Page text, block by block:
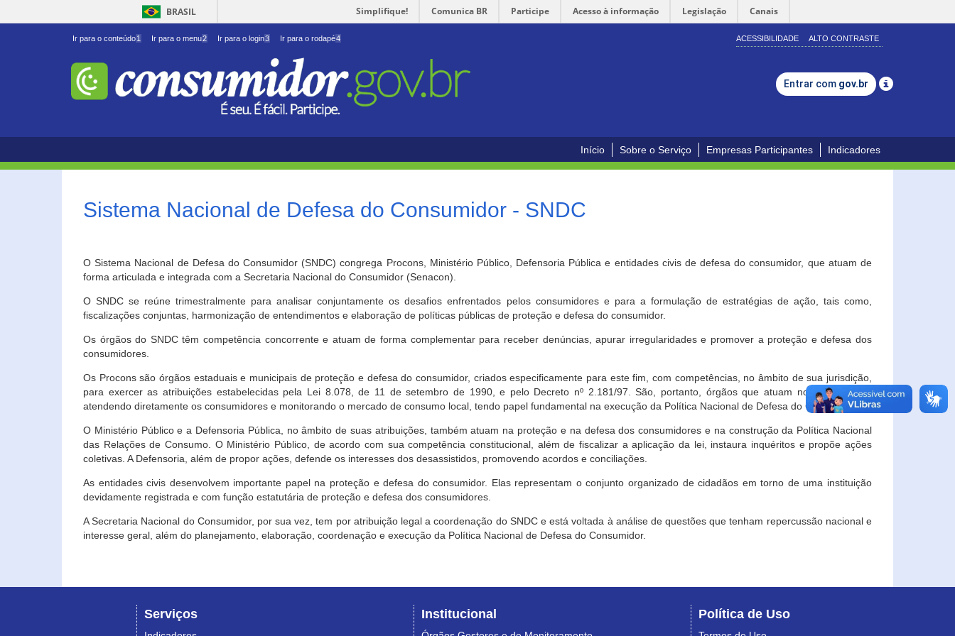
BRASIL Simplifique! Comunica BR Participe Acesso à informação Legislação Canais
Ir para o conteúdo1 Ir para o menu2 Ir para o login3 Ir para o rodapé4 ACESSIBILIDADE ALTO CONTRASTE
Entrar com gov.br
Início Sobre o Serviço Empresas Participantes Indicadores
Sistema Nacional de Defesa do Consumidor - SNDC
O Sistema Nacional de Defesa do Consumidor (SNDC) congrega Procons, Ministério Público, Defensoria Pública e entidades civis de defesa do consumidor, que atuam de
forma articulada e integrada com a Secretaria Nacional do Consumidor (Senacon).
O SNDC se reúne trimestralmente para analisar conjuntamente os desafios enfrentados pelos consumidores e para a formulação de estratégias de ação, tais como,
fiscalizações conjuntas, harmonização de entendimentos e elaboração de políticas públicas de proteção e defesa do consumidor.
Os órgãos do SNDC têm competência concorrente e atuam de forma complementar para receber denúncias, apurar irregularidades e promover a proteção e defesa dos
consumidores.
Os Procons são órgãos estaduais e municipais de proteção e defesa do consumidor, criados especificamente para este fim, com competências, no âmbito de sua jurisdição,
para exercer as atribuições estabelecidas pela Lei 8.078, de 11 de setembro de 1990, e pelo Decreto nº 2.181/97. São, portanto, órgãos que atuam no âmbito local,
atendendo diretamente os consumidores e monitorando o mercado de consumo local, tendo papel fundamental na execução da Política Nacional de Defesa do Consumidor.
O Ministério Público e a Defensoria Pública, no âmbito de suas atribuições, também atuam na proteção e na defesa dos consumidores e na construção da Política Nacional
das Relações de Consumo. O Ministério Público, de acordo com sua competência constitucional, além de fiscalizar a aplicação da lei, instaura inquéritos e propõe ações
coletivas. A Defensoria, além de propor ações, defende os interesses dos desassistidos, promovendo acordos e conciliações.
As entidades civis desenvolvem importante papel na proteção e defesa do consumidor. Elas representam o conjunto organizado de cidadãos em torno de uma instituição
devidamente registrada e com função estatutária de proteção e defesa dos consumidores.
A Secretaria Nacional do Consumidor, por sua vez, tem por atribuição legal a coordenação do SNDC e está voltada à análise de questões que tenham repercussão nacional e
interesse geral, além do planejamento, elaboração, coordenação e execução da Política Nacional de Defesa do Consumidor.
Serviços Institucional Política de Uso